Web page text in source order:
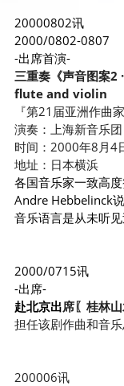
20000802讯
2000/0802-0807
-出席首演-
三重奏《声音图案2
flute and violin
『第21届亚洲作曲
演奏： 上海新音乐团
时间：2000年8月4
地址：日本横浜
各国音乐家一致高
Andre Hebbelinck
音乐语言是从未听见
2000/0715讯
-出席-
赴北京出席〖桂林
担任该剧作曲和音乐
200006讯